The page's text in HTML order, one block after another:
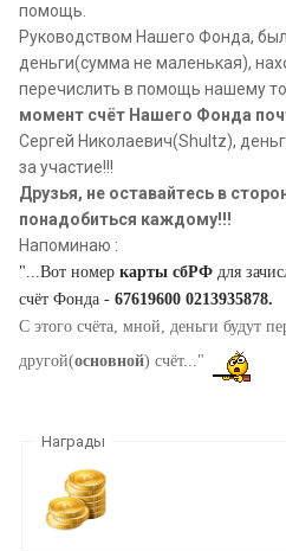
помощь.
Руководством Нашего Фонда,
деньги(сумма не маленькая),
перечислить в помощь нашему
момент счёт Нашего Фонда
Сергей Николаевич(Shultz),
за участие!!!
Друзья, не оставайтесь в
понадобиться каждому!!!
Напоминаю :
"...Вот номер карты сбРФ для
счёт Фонда - 67619600 0213935878.
С этого счёта, мной, деньги будут
другой(основной) счёт..."
Награды